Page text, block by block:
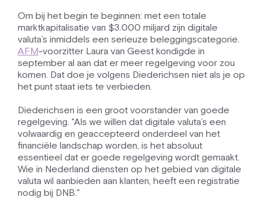
Om bij het begin te beginnen: met een totale
marktkapitalisatie van $3.000 miljard zijn digitale
valuta’s inmiddels een serieuze beleggingscategorie.
AFM-voorzitter Laura van Geest kondigde in
september al aan dat er meer regelgeving voor zou
komen. Dat doe je volgens Diederichsen niet als je op
het punt staat iets te verbieden.
Diederichsen is een groot voorstander van goede
regelgeving. "Als we willen dat digitale valuta’s een
volwaardig en geaccepteerd onderdeel van het
financiële landschap worden, is het absoluut
essentieel dat er goede regelgeving wordt gemaakt.
Wie in Nederland diensten op het gebied van digitale
valuta wil aanbieden aan klanten, heeft een registratie
nodig bij DNB."